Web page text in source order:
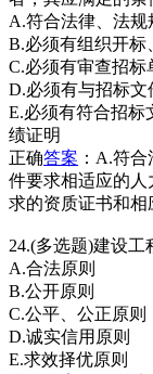
A.符合法律、法规
B.必须有组织开标
C.必须有审查招标
D.必须有与招标文
E.必须有符合招标
绩证明
正确答案 ：A.符
件要求相适应的
求的资质证书和相
24.(多选题)建设
A.合法原则
B.公开原则
C.公平、公正原则
D.诚实信用原则
E.求效择优原则